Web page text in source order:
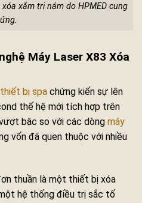
xăm trị nám do HPMED cung
ứng.
Máy Laser X83 Xóa
thiết bị spa chứng kiến sự lên
thế hệ mới tích hợp trên
bậc so với các dòng máy
vốn đã quen thuộc với nhiều
thuần là một thiết bị xóa
hệ thống điều trị sắc tố